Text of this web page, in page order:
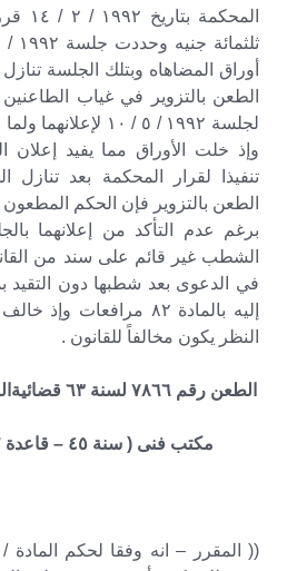
أوراق المضاهاه وبتلك الجلسة
الطعن بالتزوير في غياب
لجلسة ١٩٩٢ / ٥ / ١٠
وإذ خلت الأوراق مما يفيد إعلان
تنفيذا لقرار المحكمة بعد
الطعن بالتزوير فإن الحكم
برغم عدم التأكد من إعلانهما
الشطب غير قائم على سند من
في الدعوى بعد شطبها دون التقيد
إليه بالمادة ٨٢
النظر يكون مخالفاً للقانون .
الطعن رقم ٧٨٦٦ لسنة ٦٣ قضائيةالصادر بجلسة ١٩٩٤/٠٧/٠٧
مكتب فنى ( سنة ٤٥ – قاعدة ٢٢٢ – صفحة ١١٧٥